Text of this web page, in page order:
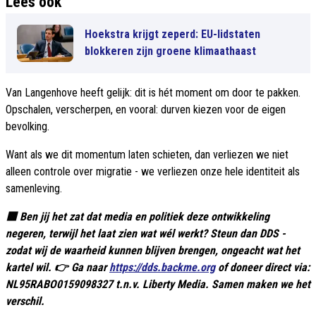
Hoekstra krijgt zeperd: EU-lidstaten
blokkeren zijn groene klimaathaast
Van Langenhove heeft gelijk: dit is hét moment om door te pakken.
Opschalen, verscherpen, en vooral: durven kiezen voor de eigen
bevolking.
Want als we dit momentum laten schieten, dan verliezen we niet
alleen controle over migratie - we verliezen onze hele identiteit als
samenleving.
🟥 Ben jij het zat dat media en politiek deze ontwikkeling
negeren, terwijl het laat zien wat wél werkt? Steun dan DDS -
zodat wij de waarheid kunnen blijven brengen, ongeacht wat het
kartel wil. 👉 Ga naarhttps://dds.backme.orgof doneer direct via:
NL95RABO0159098327 t.n.v. Liberty Media. Samen maken we het
verschil.